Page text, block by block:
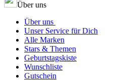
Über uns
Über uns
Unser Service für Dich
Alle Marken
Stars & Themen
Geburtstagskiste
Wunschliste
Gutschein